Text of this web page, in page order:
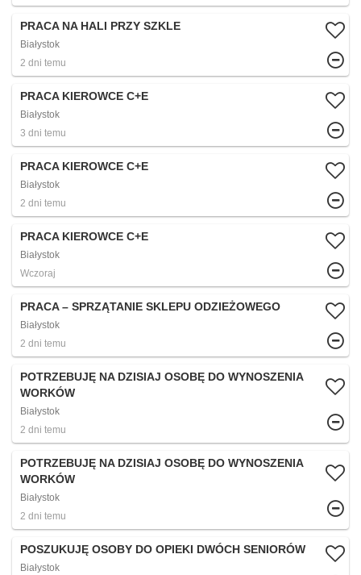
PRACA NA HALI PRZY SZKLE
Białystok
2 dni temu
PRACA KIEROWCE C+E
Białystok
3 dni temu
PRACA KIEROWCE C+E
Białystok
2 dni temu
PRACA KIEROWCE C+E
Białystok
Wczoraj
PRACA – SPRZĄTANIE SKLEPU ODZIEŻOWEGO
Białystok
2 dni temu
POTRZEBUJĘ NA DZISIAJ OSOBĘ DO WYNOSZENIA
WORKÓW
Białystok
2 dni temu
POTRZEBUJĘ NA DZISIAJ OSOBĘ DO WYNOSZENIA
WORKÓW
Białystok
2 dni temu
POSZUKUJĘ OSOBY DO OPIEKI DWÓCH SENIORÓW
Białystok